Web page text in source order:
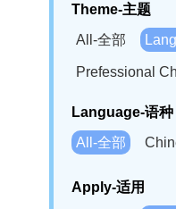
Theme-主题
All-全部
Prefessional
Language-语种
All-全部
Bahasa
Apply-适用